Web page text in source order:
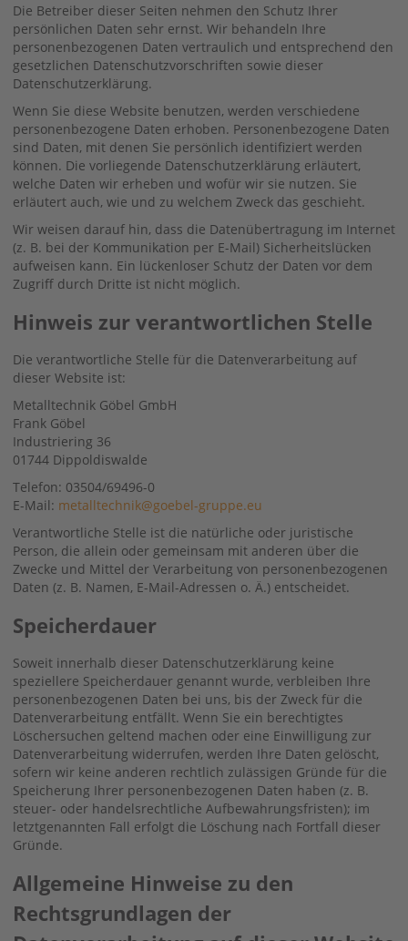
Die Betreiber dieser Seiten nehmen den Schutz Ihrer
persönlichen Daten sehr ernst. Wir behandeln Ihre
personenbezogenen Daten vertraulich und entsprechend den
gesetzlichen Datenschutzvorschriften sowie dieser
Datenschutzerklärung.
Wenn Sie diese Website benutzen, werden verschiedene
personenbezogene Daten erhoben. Personenbezogene Daten
sind Daten, mit denen Sie persönlich identifiziert werden
können. Die vorliegende Datenschutzerklärung erläutert,
welche Daten wir erheben und wofür wir sie nutzen. Sie
erläutert auch, wie und zu welchem Zweck das geschieht.
Wir weisen darauf hin, dass die Datenübertragung im Internet
(z. B. bei der Kommunikation per E-Mail) Sicherheitslücken
aufweisen kann. Ein lückenloser Schutz der Daten vor dem
Zugriff durch Dritte ist nicht möglich.
Hinweis zur verantwortlichen Stelle
Die verantwortliche Stelle für die Datenverarbeitung auf
dieser Website ist:
Metalltechnik Göbel GmbH
Frank Göbel
Industriering 36
01744 Dippoldiswalde
Telefon: 03504/69496-0
E-Mail: metalltechnik@goebel-gruppe.eu
Verantwortliche Stelle ist die natürliche oder juristische
Person, die allein oder gemeinsam mit anderen über die
Zwecke und Mittel der Verarbeitung von personenbezogenen
Daten (z. B. Namen, E-Mail-Adressen o. Ä.) entscheidet.
Speicherdauer
Soweit innerhalb dieser Datenschutzerklärung keine
speziellere Speicherdauer genannt wurde, verbleiben Ihre
personenbezogenen Daten bei uns, bis der Zweck für die
Datenverarbeitung entfällt. Wenn Sie ein berechtigtes
Löschersuchen geltend machen oder eine Einwilligung zur
Datenverarbeitung widerrufen, werden Ihre Daten gelöscht,
sofern wir keine anderen rechtlich zulässigen Gründe für die
Speicherung Ihrer personenbezogenen Daten haben (z. B.
steuer- oder handelsrechtliche Aufbewahrungsfristen); im
letztgenannten Fall erfolgt die Löschung nach Fortfall dieser
Gründe.
Allgemeine Hinweise zu den
Rechtsgrundlagen der